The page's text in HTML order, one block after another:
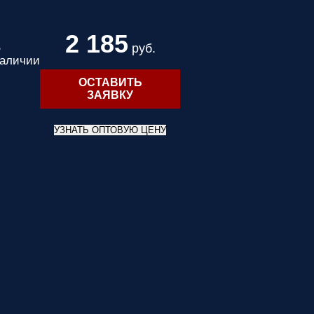
2 185 руб.
ОСТАВИТЬ
ЗАЯВКУ
УЗНАТЬ ОПТОВУЮ ЦЕНУ